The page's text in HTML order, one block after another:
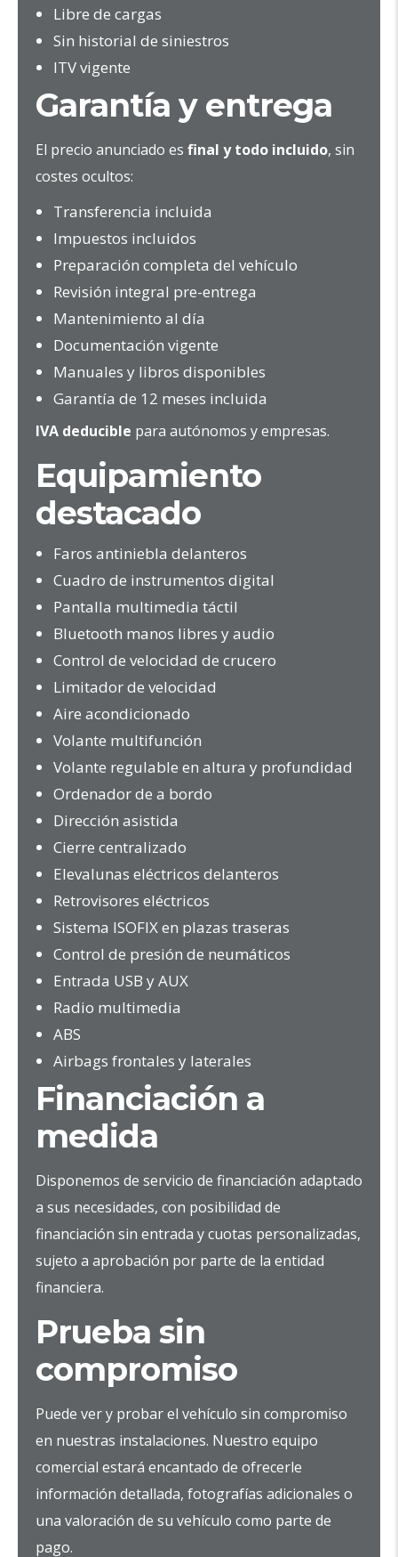
Libre de cargas
Sin historial de siniestros
ITV vigente
Garantía y entrega
El precio anunciado es final y todo incluido, sin
costes ocultos:
Transferencia incluida
Impuestos incluidos
Preparación completa del vehículo
Revisión integral pre-entrega
Mantenimiento al día
Documentación vigente
Manuales y libros disponibles
Garantía de 12 meses incluida
IVA deducible para autónomos y empresas.
Equipamiento
destacado
Faros antiniebla delanteros
Cuadro de instrumentos digital
Pantalla multimedia táctil
Bluetooth manos libres y audio
Control de velocidad de crucero
Limitador de velocidad
Aire acondicionado
Volante multifunción
Volante regulable en altura y profundidad
Ordenador de a bordo
Dirección asistida
Cierre centralizado
Elevalunas eléctricos delanteros
Retrovisores eléctricos
Sistema ISOFIX en plazas traseras
Control de presión de neumáticos
Entrada USB y AUX
Radio multimedia
ABS
Airbags frontales y laterales
Financiación a
medida
Disponemos de servicio de financiación adaptado
a sus necesidades, con posibilidad de
financiación sin entrada y cuotas personalizadas,
sujeto a aprobación por parte de la entidad
financiera.
Prueba sin
compromiso
Puede ver y probar el vehículo sin compromiso
en nuestras instalaciones. Nuestro equipo
comercial estará encantado de ofrecerle
información detallada, fotografías adicionales o
una valoración de su vehículo como parte de
pago.